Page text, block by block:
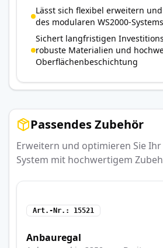
Lässt sich flexibel erweitern
des modularen WS2000-Systems
Sichert langfristigen
robuste Materialien und
Oberflächenbeschichtung
Passendes Zubehör
Erweitern und optimieren Sie
System mit hochwertigem
Art.-Nr. 15521
Anbauregal